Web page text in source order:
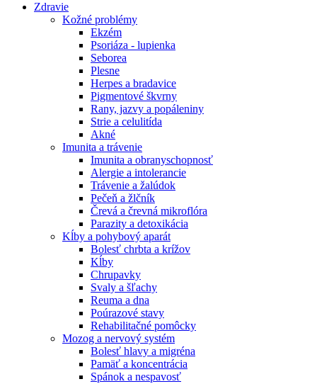
Zdravie
Kožné problémy
Ekzém
Psoriáza - lupienka
Seborea
Plesne
Herpes a bradavice
Pigmentové škvrny
Rany, jazvy a popáleniny
Strie a celulitída
Akné
Imunita a trávenie
Imunita a obranyschopnosť
Alergie a intolerancie
Trávenie a žalúdok
Pečeň a žlčník
Črevá a črevná mikroflóra
Parazity a detoxikácia
Kĺby a pohybový aparát
Bolesť chrbta a krížov
Kĺby
Chrupavky
Svaly a šľachy
Reuma a dna
Poúrazové stavy
Rehabilitačné pomôcky
Mozog a nervový systém
Bolesť hlavy a migréna
Pamäť a koncentrácia
Spánok a nespavosť